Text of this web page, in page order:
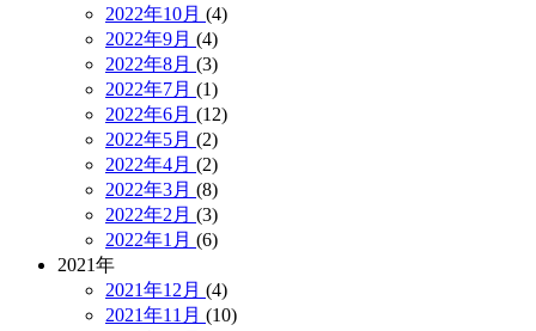
2022年10月 (4)
2022年9月 (4)
2022年8月 (3)
2022年7月 (1)
2022年6月 (12)
2022年5月 (2)
2022年4月 (2)
2022年3月 (8)
2022年2月 (3)
2022年1月 (6)
2021年
2021年12月 (4)
2021年11月 (10)